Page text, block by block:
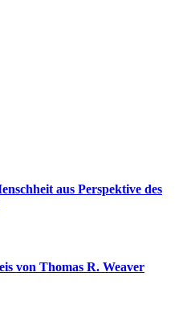
aus Perspektive des
von Thomas R. Weaver